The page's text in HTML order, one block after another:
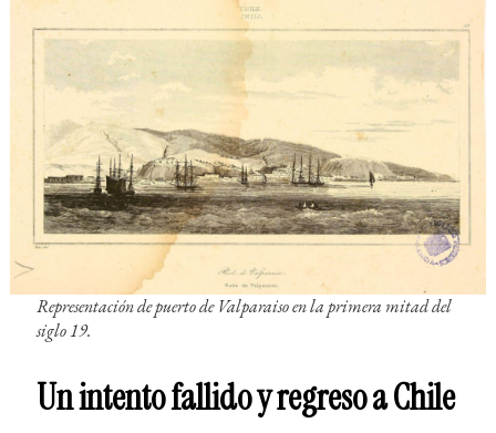
Representación de puerto de Valparaiso en la primera mitad del
siglo 19.
Un intento fallido y regreso a Chile